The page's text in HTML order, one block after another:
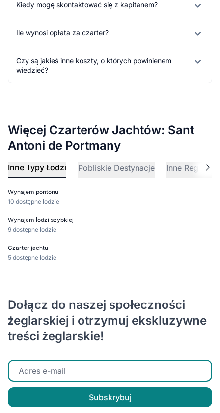
Kiedy mogę skontaktować się z kapitanem?
Ile wynosi opłata za czarter?
Czy są jakieś inne koszty, o których powinienem
wiedzieć?
Więcej Czarterów Jachtów: Sant
Antoni de Portmany
Inne Typy Łodzi Pobliskie Destynacje Inne Regiony
Wynajem pontonu
10 dostępne łodzie
Wynajem łodzi szybkiej
9 dostępne łodzie
Czarter jachtu
5 dostępne łodzie
Dołącz do naszej społeczności
żeglarskiej i otrzymuj ekskluzywne
treści żeglarskie!
Wprowadź swój adres e-mail
Subskrybuj